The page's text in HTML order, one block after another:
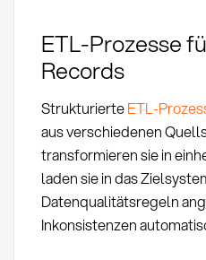
ETL-Prozesse
Records
StrukturierteETL-
aus verschiedenen
transformieren sie in
laden sie in das
Datenqualitätsregeln
Inkonsistenzen